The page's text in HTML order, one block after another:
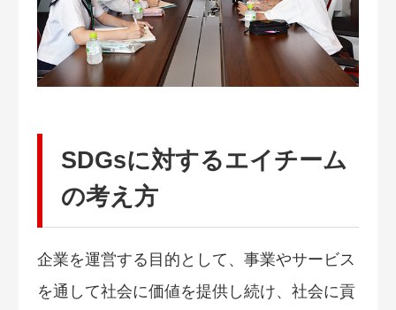
SDGsに対するエイチーム
の考え方
企業を運営する目的として、事業やサービス
を通して社会に価値を提供し続け、社会に貢